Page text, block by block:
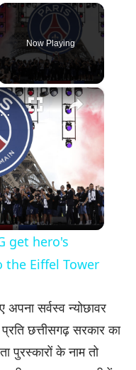
Now Playing
×
European champions PSG get hero's welcome in Paris, next to the Eiffel Tower
get hero's
Eiffel Tower
अपना सर्वस्व न्योछावर
छत्तीसगढ़ सरकार का
पुरस्कारों के नाम तो